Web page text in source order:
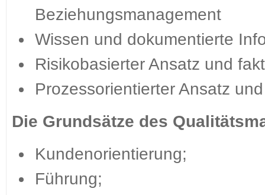
Beziehungsmanagement
Wissen und dokumentierte
Risikobasierter Ansatz und
Prozessorientierter Ansatz
Die Grundsätze des
Kundenorientierung;
Führung;